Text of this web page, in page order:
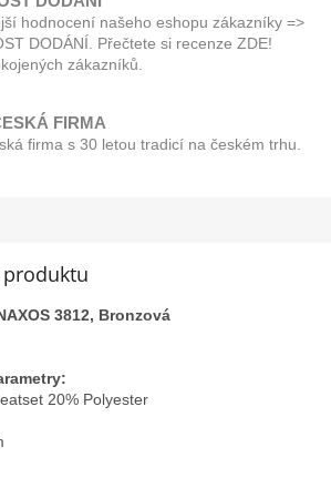
hodnocení našeho eshopu zákazníky =>
DODÁNÍ. Přečtete si recenze ZDE!
zákazníků.
FIRMA
firma s 30 letou tradicí na českém trhu.
3812, Bronzová
20% Polyester